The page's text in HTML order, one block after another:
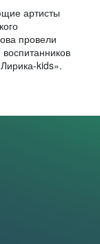
артисты
провели
kids».